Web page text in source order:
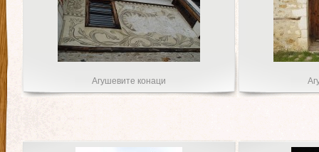
Агушевите конаци